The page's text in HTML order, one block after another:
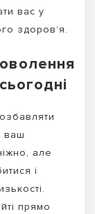
вас у
здоров’я.
ваш
але
і
прямо